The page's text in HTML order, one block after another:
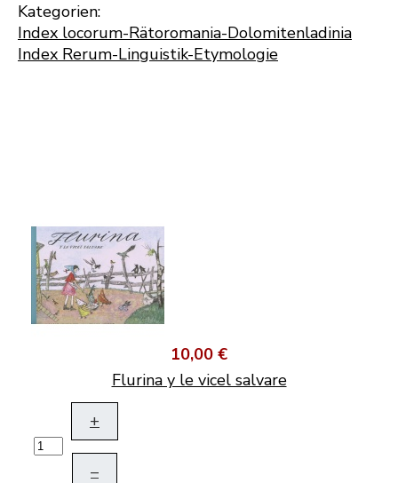
Kategorien:
Index locorum-Rätoromania-Dolomitenladinia
Index Rerum-Linguistik-Etymologie
10,00 €
Flurina y le vicel salvare
+
–